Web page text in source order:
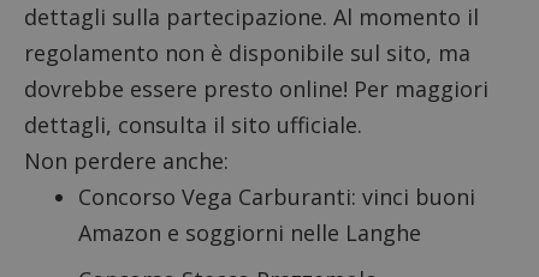
dettagli sulla partecipazione. Al momento il
regolamento non è disponibile sul sito, ma
dovrebbe essere presto online! Per maggiori
dettagli, consulta il sito ufficiale.
Non perdere anche:
Concorso Vega Carburanti: vinci buoni
Amazon e soggiorni nelle Langhe